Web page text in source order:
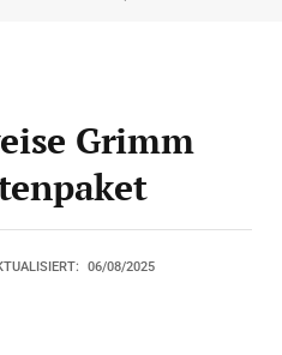
Grimm
06/08/2025